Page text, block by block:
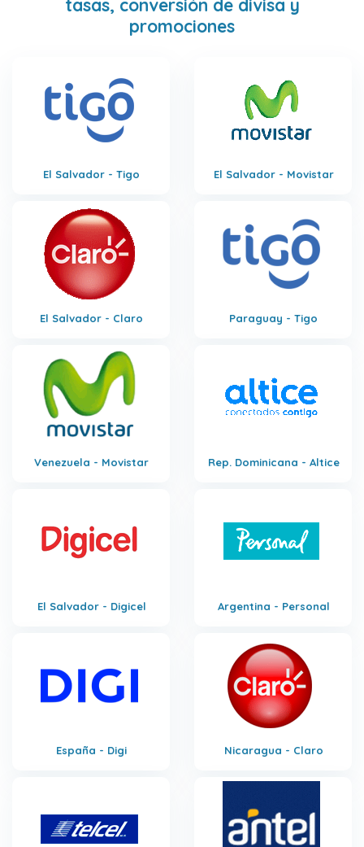
tasas, conversión de divisa y
promociones
El Salvador - Tigo El Salvador - Movistar
El Salvador - Claro Paraguay - Tigo
Venezuela - Movistar Rep. Dominicana - Altice
El Salvador - Digicel Argentina - Personal
España - Digi Nicaragua - Claro